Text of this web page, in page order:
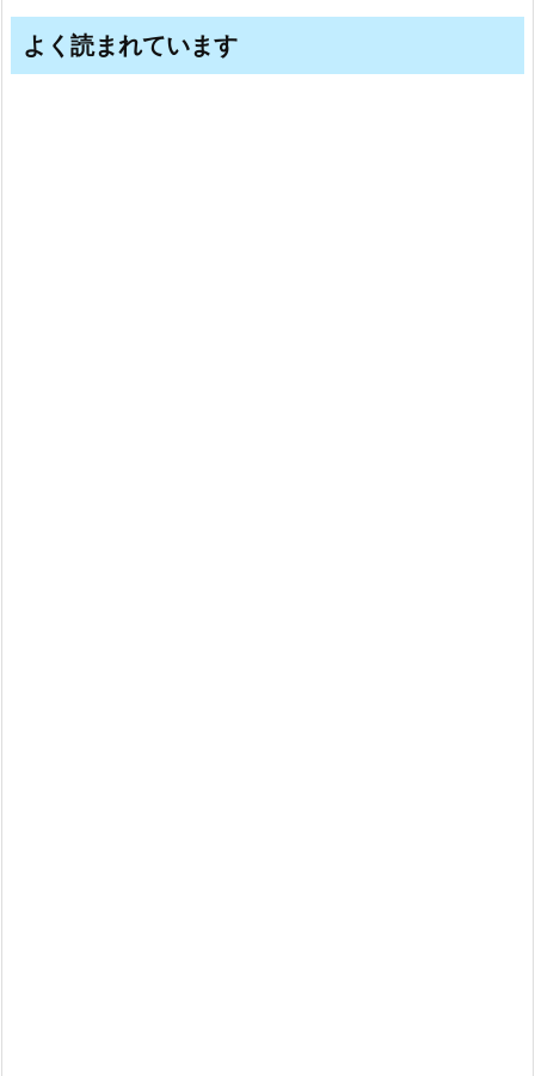
よく読まれています